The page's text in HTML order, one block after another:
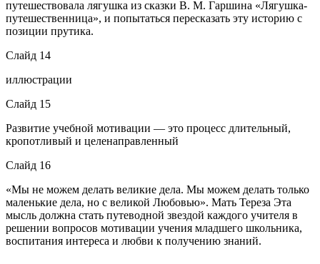
путешествовала лягушка из сказки В. М. Гаршина «Лягушка-
путешественница», и попытаться пересказать эту историю с
позиции прутика.
Слайд 14
иллюстрации
Слайд 15
Развитие учебной мотивации — это процесс длительный,
кропотливый и целенаправленный
Слайд 16
«Мы не можем делать великие дела. Мы можем делать только
маленькие дела, но с великой Любовью». Мать Тереза Эта
мысль должна стать путеводной звездой каждого учителя в
решении вопросов мотивации учения младшего школьника,
воспитания интереса и любви к получению знаний.